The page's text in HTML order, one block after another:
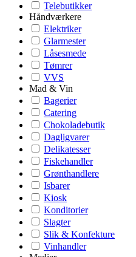
Telebutikker
Håndværkere
Elektriker
Glarmester
Låsesmede
Tømrer
VVS
Mad & Vin
Bagerier
Catering
Chokoladebutik
Dagligvarer
Delikatesser
Fiskehandler
Grønthandlere
Isbarer
Kiosk
Konditorier
Slagter
Slik & Konfekture
Vinhandler